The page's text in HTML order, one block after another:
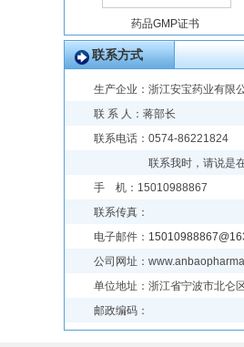
药品GMP证书
联系方式
生产企业： 浙江安宝药业有限
联 系 人：蒋部长
联系电话：0574-
联系我时，请说是
手 机：15010988867
联系传真：
电子邮件：
公司网址：
单位地址：浙江省宁波市北仑
邮政编码：